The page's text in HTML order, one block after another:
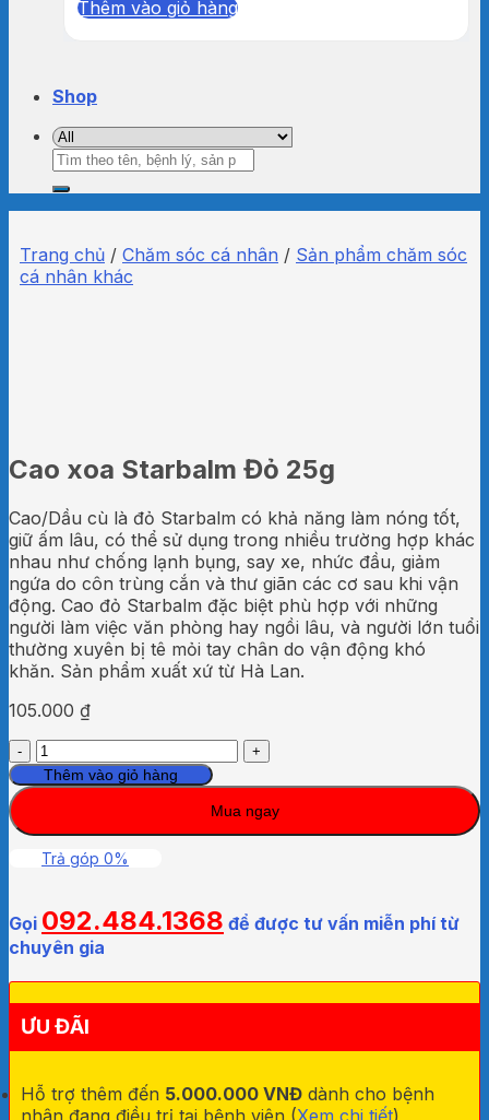
Thêm vào giỏ hàng
Shop
Tìm
kiếm:
Trang chủ / Chăm sóc cá nhân / Sản phẩm chăm sóc
cá nhân khác
Cao xoa Starbalm Đỏ 25g
Cao/Dầu cù là đỏ Starbalm có khả năng làm nóng tốt,
giữ ấm lâu, có thể sử dụng trong nhiều trường hợp khác
nhau như chống lạnh bụng, say xe, nhức đầu, giảm
ngứa do côn trùng cắn và thư giãn các cơ sau khi vận
động. Cao đỏ Starbalm đặc biệt phù hợp với những
người làm việc văn phòng hay ngồi lâu, và người lớn tuổi
thường xuyên bị tê mỏi tay chân do vận động khó
khăn. Sản phẩm xuất xứ từ Hà Lan.
105.000 ₫
Cao
xoa
Starbalm
25g
số
Thêm vào giỏ hàng
Mua ngay
Trả góp 0%
Gọi 092.484.1368 để được tư vấn miễn phí từ
chuyên gia
ƯU ĐÃI
Hỗ trợ thêm đến 5.000.000 VNĐ dành cho bệnh
nhân đang điều trị tại bệnh viên (Xem chi tiết)